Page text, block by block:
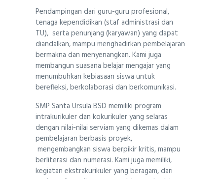
Pendampingan dari guru-guru profesional,
tenaga kependidikan (staf administrasi dan
TU), serta penunjang (karyawan) yang dapat
diandalkan, mampu menghadirkan pembelajaran
bermakna dan menyenangkan. Kami juga
membangun suasana belajar mengajar yang
menumbuhkan kebiasaan siswa untuk
berefleksi, berkolaborasi dan berkomunikasi.
SMP Santa Ursula BSD memiliki program
intrakurikuler dan kokurikuleryang selaras
dengan nilai-nilai serviam yang dikemas dalam
pembelajaran berbasis proyek,
mengembangkan siswa berpikir kritis, mampu
berliterasi dan numerasi. Kami juga memiliki,
kegiatan ekstrakurikuler yang beragam, dari